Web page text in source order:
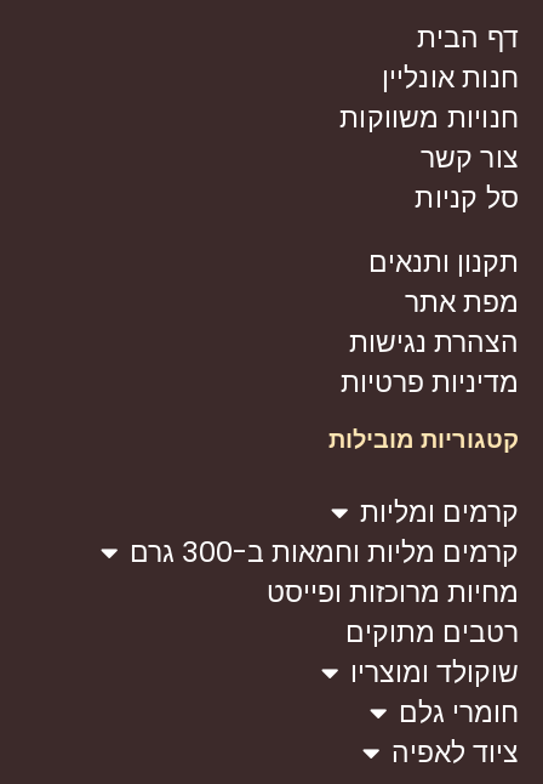
דף הבית
חנות אונליין
חנויות משווקות
צור קשר
סל קניות
תקנון ותנאים
מפת אתר
הצהרת נגישות
מדיניות פרטיות
קטגוריות מובילות
קרמים ומליות
קרמים מליות וחמאות ב-300 גרם
מחיות מרוכזות ופייסט
רטבים מתוקים
שוקולד ומוצריו
חומרי גלם
ציוד לאפיה